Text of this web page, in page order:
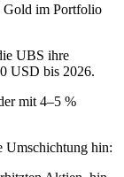
Gold im Portfolio
UBS ihre
USD bis 2026.
mit 4–5 %
Umschichtung hin: